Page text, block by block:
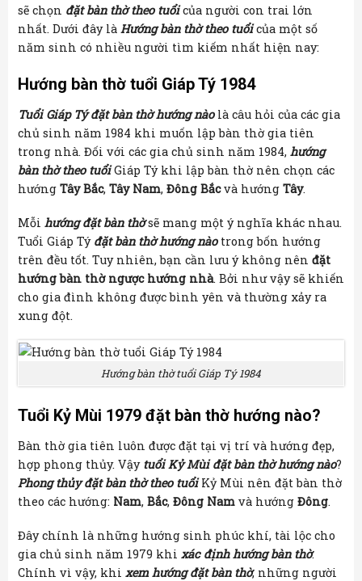
sẽ chọn đặt bàn thờ theo tuổicủa người con trai lớn
nhất. Dưới đây là Hướng bàn thờ theo tuổicủa một số
năm sinh có nhiều người tìm kiếm nhất hiện nay:
Hướng bàn thờ tuổi Giáp Tý 1984
Tuổi Giáp Tý đặt bàn thờ hướng nàolà câu hỏi của các gia
chủ sinh năm 1984 khi muốn lập bàn thờ gia tiên
trong nhà. Đối với các gia chủ sinh năm 1984, hướng
bàn thờ theo tuổiGiáp Tý khi lập bàn thờ nên chọn các
hướng Tây Bắc, Tây Nam, Đông Bắcvà hướng Tây.
Mỗi hướng đặt bàn thờsẽ mang một ý nghĩa khác nhau.
Tuổi Giáp Tý đặt bàn thờ hướng nàotrong bốn hướng
trên đều tốt. Tuy nhiên, bạn cần lưu ý không nên đặt
hướng bàn thờ ngược hướng nhà. Bởi như vậy sẽ khiến
cho gia đình không được bình yên và thường xảy ra
xung đột.
Hướng bàn thờ tuổi Giáp Tý 1984
Tuổi Kỷ Mùi 1979 đặt bàn thờ hướng nào?
Bàn thờ gia tiên luôn được đặt tại vị trí và hướng đẹp,
hợp phong thủy. Vậy tuổi Kỷ Mùi đặt bàn thờ hướng nào?
Phong thủy đặt bàn thờ theo tuổiKỷ Mùi nên đặt bàn thờ
theo các hướng: Nam, Bắc, Đông Nam và hướng Đông.
Đây chính là những hướng sinh phúc khí, tài lộc cho
gia chủ sinh năm 1979 khi xác định hướng bàn thờ.
Chính vì vậy, khi xem hướng đặt bàn thờ, những người